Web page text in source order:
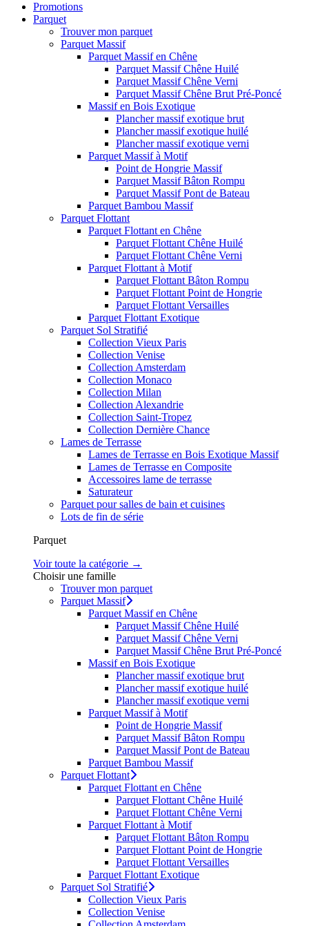
Promotions
Parquet
Trouver mon parquet
Parquet Massif
Parquet Massif en Chêne
Parquet Massif Chêne Huilé
Parquet Massif Chêne Verni
Parquet Massif Chêne Brut Pré-Poncé
Massif en Bois Exotique
Plancher massif exotique brut
Plancher massif exotique huilé
Plancher massif exotique verni
Parquet Massif à Motif
Point de Hongrie Massif
Parquet Massif Bâton Rompu
Parquet Massif Pont de Bateau
Parquet Bambou Massif
Parquet Flottant
Parquet Flottant en Chêne
Parquet Flottant Chêne Huilé
Parquet Flottant Chêne Verni
Parquet Flottant à Motif
Parquet Flottant Bâton Rompu
Parquet Flottant Point de Hongrie
Parquet Flottant Versailles
Parquet Flottant Exotique
Parquet Sol Stratifié
Collection Vieux Paris
Collection Venise
Collection Amsterdam
Collection Monaco
Collection Milan
Collection Alexandrie
Collection Saint-Tropez
Collection Dernière Chance
Lames de Terrasse
Lames de Terrasse en Bois Exotique Massif
Lames de Terrasse en Composite
Accessoires lame de terrasse
Saturateur
Parquet pour salles de bain et cuisines
Lots de fin de série
Parquet
Voir toute la catégorie →
Choisir une famille
Trouver mon parquet
Parquet Massif
Parquet Massif en Chêne
Parquet Massif Chêne Huilé
Parquet Massif Chêne Verni
Parquet Massif Chêne Brut Pré-Poncé
Massif en Bois Exotique
Plancher massif exotique brut
Plancher massif exotique huilé
Plancher massif exotique verni
Parquet Massif à Motif
Point de Hongrie Massif
Parquet Massif Bâton Rompu
Parquet Massif Pont de Bateau
Parquet Bambou Massif
Parquet Flottant
Parquet Flottant en Chêne
Parquet Flottant Chêne Huilé
Parquet Flottant Chêne Verni
Parquet Flottant à Motif
Parquet Flottant Bâton Rompu
Parquet Flottant Point de Hongrie
Parquet Flottant Versailles
Parquet Flottant Exotique
Parquet Sol Stratifié
Collection Vieux Paris
Collection Venise